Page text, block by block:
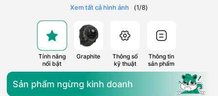
Xem tất cả hình ảnh (1/8)
Tính năng
nổi bật
Graphite
Thông số
kỹ thuật
Thông tin
sản phẩm
Sản phẩm ngừng kinh doanh